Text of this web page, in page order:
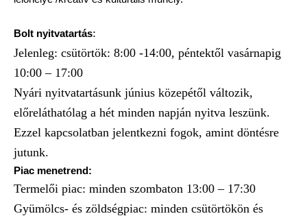
Bolt nyitvatartás:
Jelenleg: csütörtök: 8:00 -14:00, péntektől vasárnapig
10:00 – 17:00
Nyári nyitvatartásunk június közepétől változik,
előreláthatólag a hét minden napján nyitva leszünk.
Ezzel kapcsolatban jelentkezni fogok, amint döntésre
jutunk.
Piac menetrend:
Termelői piac: minden szombaton 13:00 – 17:30
Gyümölcs- és zöldségpiac: minden csütörtökön és